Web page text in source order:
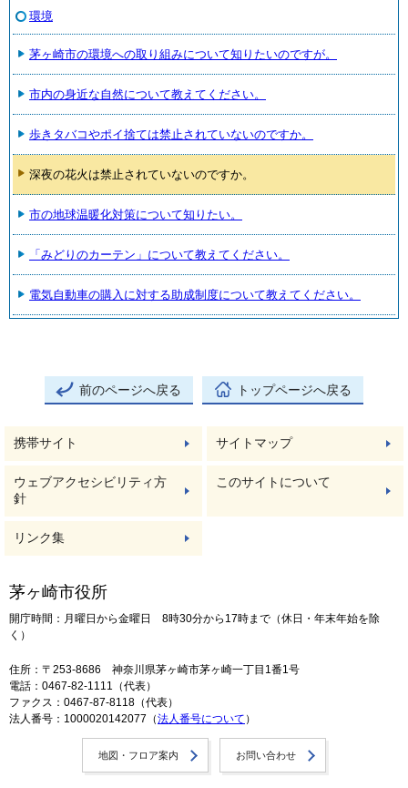
環境
茅ヶ崎市の環境への取り組みについて知りたいのですが。
市内の身近な自然について教えてください。
歩きタバコやポイ捨ては禁止されていないのですか。
深夜の花火は禁止されていないのですか。
市の地球温暖化対策について知りたい。
「みどりのカーテン」について教えてください。
電気自動車の購入に対する助成制度について教えてください。
前のページへ戻る トップページへ戻る
携帯サイト サイトマップ
ウェブアクセシビリティ方
針
このサイトについて
リンク集
茅ヶ崎市役所
開庁時間：月曜日から金曜日 8時30分から17時まで（休日・年末年始を除
く）
住所：〒253-8686 神奈川県茅ヶ崎市茅ヶ崎一丁目1番1号
電話：0467-82-1111（代表）
ファクス：0467-87-8118（代表）
法人番号：1000020142077（法人番号について ）
地図・フロア案内 お問い合わせ